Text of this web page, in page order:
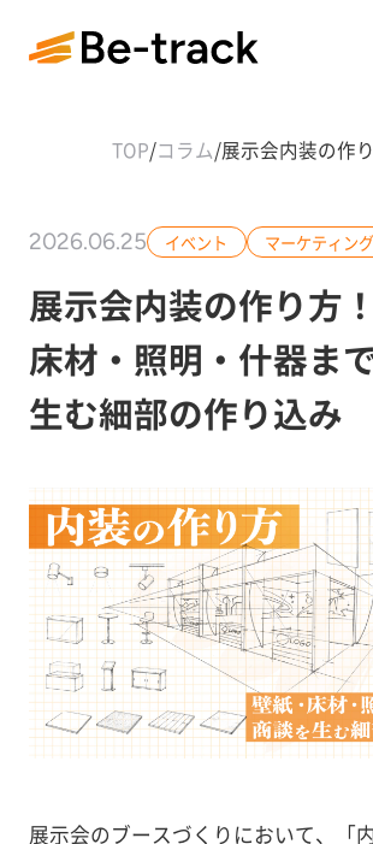
TOP/コラム/展示会内装の作
2026.06.25 イベント マーケティング
展示会内装の作り方
床材・照明・什器ま
生む細部の作り込み
展示会のブースづくりにおいて、「